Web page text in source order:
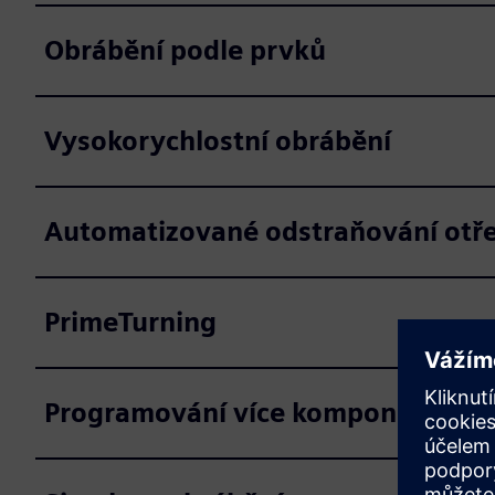
Obrábění podle prvků
Vysokorychlostní obrábění
Automatizované odstraňování
PrimeTurning
Programování více komponent